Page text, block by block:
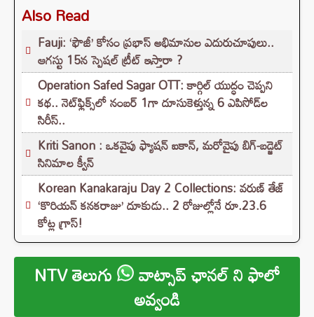
Also Read
Fauji: ‘ఫౌజీ’ కోసం ప్రభాస్ అభిమానుల ఎదురుచూపులు..
ఆగస్టు 15న స్పెషల్ ట్రీట్ ఇస్తారా ?
Operation Safed Sagar OTT: కార్గిల్ యుద్ధం చెప్పని
కథ.. నెట్‌ఫ్లిక్స్‌లో నంబర్ 1గా దూసుకెళ్తున్న 6 ఎపిసోడ్‌ల
సిరీస్..
Kriti Sanon : ఒకవైపు ఫ్యాషన్ ఐకాన్, మరోవైపు బిగ్-బడ్జెట్
సినిమాల క్వీన్
Korean Kanakaraju Day 2 Collections: వరుణ్ తేజ్
‘కొరియన్ కనకరాజు’ దూకుడు.. 2 రోజుల్లోనే రూ.23.6
కోట్ల గ్రాస్!
NTV తెలుగు వాట్సాప్ ఛానల్ ని ఫాలో
అవ్వండి